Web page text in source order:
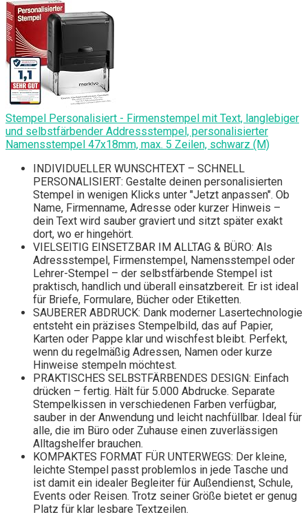
Stempel Personalisiert - Firmenstempel mit Text, langlebiger
und selbstfärbender Addressstempel, personalisierter
Namensstempel 47x18mm, max. 5 Zeilen, schwarz (M)
INDIVIDUELLER WUNSCHTEXT – SCHNELL
PERSONALISIERT: Gestalte deinen personalisierten
Stempel in wenigen Klicks unter "Jetzt anpassen". Ob
Name, Firmenname, Adresse oder kurzer Hinweis –
dein Text wird sauber graviert und sitzt später exakt
dort, wo er hingehört.
VIELSEITIG EINSETZBAR IM ALLTAG & BÜRO: Als
Adressstempel, Firmenstempel, Namensstempel oder
Lehrer-Stempel – der selbstfärbende Stempel ist
praktisch, handlich und überall einsatzbereit. Er ist ideal
für Briefe, Formulare, Bücher oder Etiketten.
SAUBERER ABDRUCK: Dank moderner Lasertechnologie
entsteht ein präzises Stempelbild, das auf Papier,
Karten oder Pappe klar und wischfest bleibt. Perfekt,
wenn du regelmäßig Adressen, Namen oder kurze
Hinweise stempeln möchtest.
PRAKTISCHES SELBSTFÄRBENDES DESIGN: Einfach
drücken – fertig. Hält für 5.000 Abdrucke. Separate
Stempelkissen in verschiedenen Farben verfügbar,
sauber in der Anwendung und leicht nachfüllbar. Ideal für
alle, die im Büro oder Zuhause einen zuverlässigen
Alltagshelfer brauchen.
KOMPAKTES FORMAT FÜR UNTERWEGS: Der kleine,
leichte Stempel passt problemlos in jede Tasche und
ist damit ein idealer Begleiter für Außendienst, Schule,
Events oder Reisen. Trotz seiner Größe bietet er genug
Platz für klar lesbare Textzeilen.